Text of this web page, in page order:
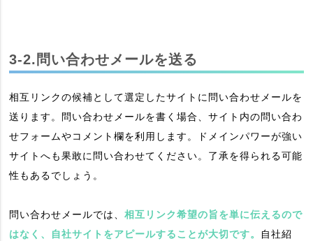
3-2.問い合わせメールを送る
相互リンクの候補として選定したサイトに問い合わせメールを
送ります。問い合わせメールを書く場合、サイト内の問い合わ
せフォームやコメント欄を利用します。ドメインパワーが強い
サイトへも果敢に問い合わせてください。了承を得られる可能
性もあるでしょう。
問い合わせメールでは、相互リンク希望の旨を単に伝えるので
はなく、自社サイトをアピールすることが大切です。
自社紹